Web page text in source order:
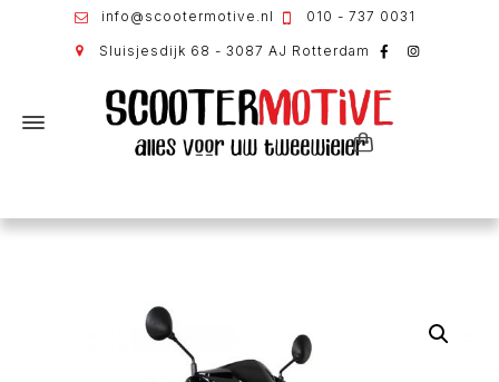
info@scootermotive.nl 010 - 737 0031
Sluisjesdijk 68 - 3087 AJ Rotterdam